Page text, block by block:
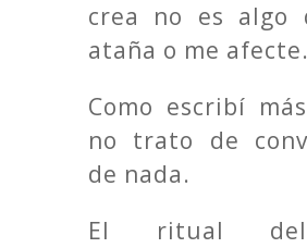
crea no es algo
ataña o me afecte.
Como escribí
no trato de
de nada.
El ritual